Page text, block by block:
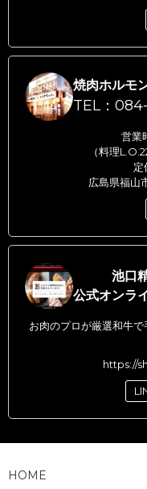
焼肉ホルモ
TEL：
営業
（料理
定
広島県福山
池口
公式オンラ
お肉のプロが厳選和牛
https://
HOME